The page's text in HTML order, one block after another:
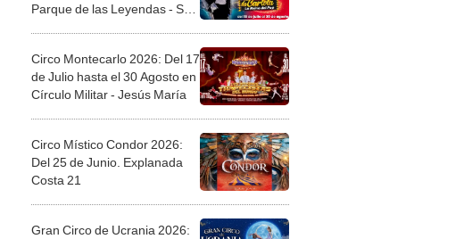
Parque de las Leyendas - San
Circo Montecarlo 2026: Del 17
de Julio hasta el 30 Agosto en
Círculo Militar - Jesús María
Circo Místico Condor 2026:
Del 25 de Junio. Explanada
Costa 21
Gran Circo de Ucrania 2026: